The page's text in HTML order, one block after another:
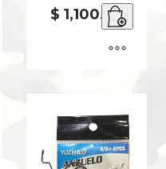
$ 1,100.00
YZL-
YG-
9061-